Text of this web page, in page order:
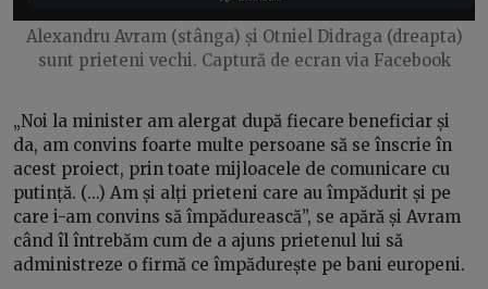
Alexandru Avram (stânga) și Otniel Didraga (dreapta)
sunt prieteni vechi. Captură de ecran via Facebook
„Noi la minister am alergat după fiecare beneficiar și
da, am convins foarte multe persoane să se înscrie în
acest proiect, prin toate mijloacele de comunicare cu
putință. (...) Am și alți prieteni care au împădurit și pe
care i-am convins să împădurească”, se apără și Avram
când îl întrebăm cum de a ajuns prietenul lui să
administreze o firmă ce împădurește pe bani europeni.